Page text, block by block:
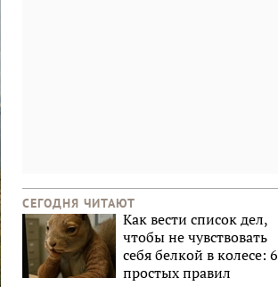
СЕГОДНЯ ЧИТАЮТ
Как вести список дел,
чтобы не чувствовать
себя белкой в колесе: 6
простых правил